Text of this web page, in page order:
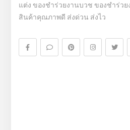
แต่ง ของชำร่วยงานบวช ของชำร่วย
สินค้าคุณภาพดี ส่งด่วน ส่งไว